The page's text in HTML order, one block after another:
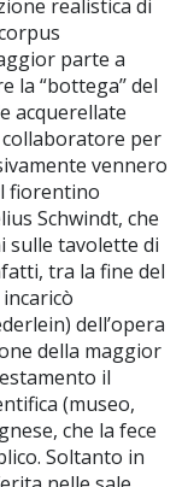
realistica di
parte a
“bottega’’ del
acquerellate
collaboratore per
vennero
fiorentino
Schwindt, che
sulle tavolette di
tra la fine del
dell’opera
della maggior
il
(museo,
che la fece
Soltanto in